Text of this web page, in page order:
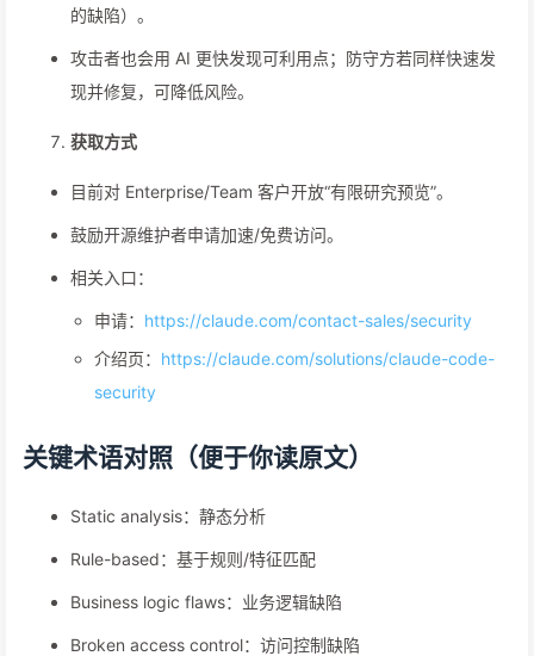
的缺陷）。
攻击者也会用 AI 更快发现可利用点；防守方若同样快速发
现并修复，可降低风险。
获取方式
目前对 Enterprise/Team 客户开放“有限研究预览”。
鼓励开源维护者申请加速/免费访问。
相关入口：
申请： https://claude.com/contact-sales/security
介绍页： https://claude.com/solutions/claude-code-
security
关键术语对照（便于你读原文）
Static analysis：静态分析
Rule-based：基于规则/特征匹配
Business logic flaws：业务逻辑缺陷
Broken access control：访问控制缺陷